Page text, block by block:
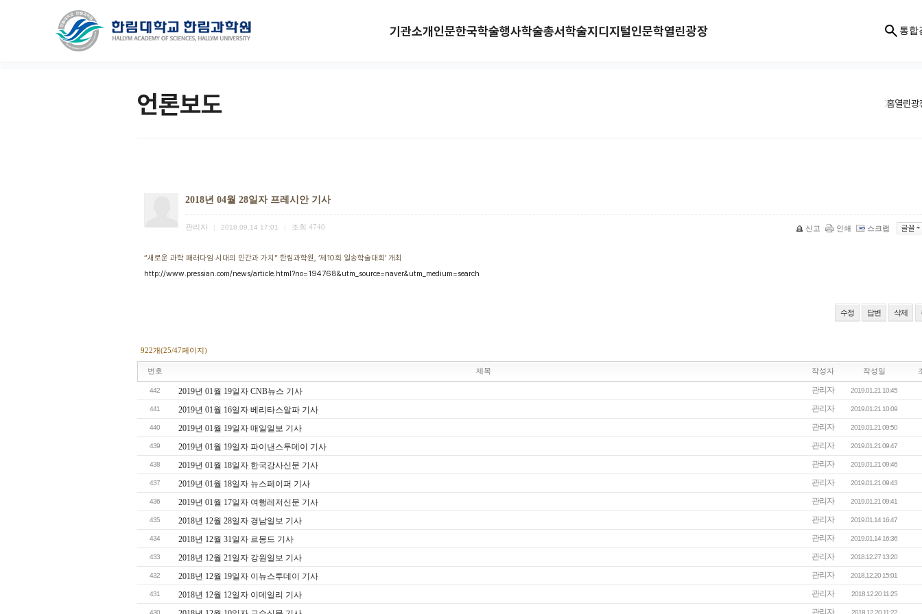
기관소개인문한국학술행사학술총서학술지디지털인문학열린광장 통합
언론보도 홈열린광
2018년 04월 28일자 프레시안 기사
관리자 2018.09.14 17:01 조회 4740 신고 인쇄 스크랩
“새로운 과학 패러다임 시대의 인간과 가치” 한림과학원, ‘제10회 일송학술대회’ 개최
http://www.pressian.com/news/article.html?no=194768&utm_source=naver&utm_medium=search
수정 답변 삭제
922개(25/47페이지)
번호 제목 작성자 작성일
442 2019년 01월 19일자 CNB뉴스 기사 관리자 2019.01.21 10:45
441 2019년 01월 16일자 베리타스알파 기사 관리자 2019.01.21 10:09
440 2019년 01월 19일자 매일일보 기사 관리자 2019.01.21 09:50
439 2019년 01월 19일자 파이낸스투데이 기사 관리자 2019.01.21 09:47
438 2019년 01월 18일자 한국강사신문 기사 관리자 2019.01.21 09:46
437 2019년 01월 18일자 뉴스페이퍼 기사 관리자 2019.01.21 09:43
436 2019년 01월 17일자 여행레저신문 기사 관리자 2019.01.21 09:41
435 2018년 12월 28일자 경남일보 기사 관리자 2019.01.14 16:47
434 2018년 12월 31일자 르몽드 기사 관리자 2019.01.14 16:36
433 2018년 12월 21일자 강원일보 기사 관리자 2018.12.27 13:20
432 2018년 12월 19일자 이뉴스투데이 기사 관리자 2018.12.20 15:01
431 2018년 12월 12일자 이데일리 기사 관리자 2018.12.20 11:25
430 관리자 2018.12.20 11:22